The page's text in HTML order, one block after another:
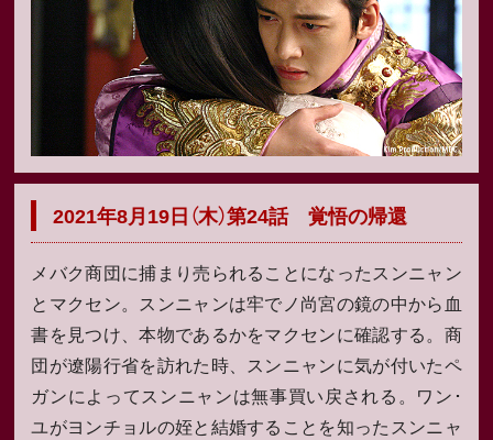
2021年8月19日（木）第24話 覚悟の帰還
メバク商団に捕まり売られることになったスンニャン
とマクセン。スンニャンは牢でノ尚宮の鏡の中から血
書を見つけ、本物であるかをマクセンに確認する。商
団が遼陽行省を訪れた時、スンニャンに気が付いたペ
ガンによってスンニャンは無事買い戻される。ワン･
ユがヨンチョルの姪と結婚することを知ったスンニャ